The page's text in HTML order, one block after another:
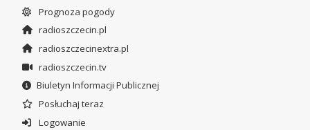
Prognoza pogody
radioszczecin.pl
radioszczecinextra.pl
radioszczecin.tv
Biuletyn Informacji Publicznej
Posłuchaj teraz
Logowanie